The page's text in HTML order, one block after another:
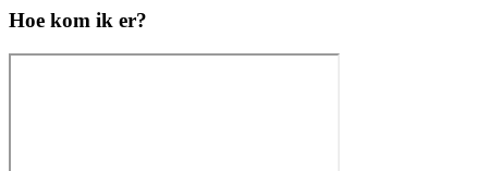
Hoe kom ik er?